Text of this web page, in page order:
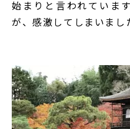
始まりと言われていま
が、感激してしまいまし